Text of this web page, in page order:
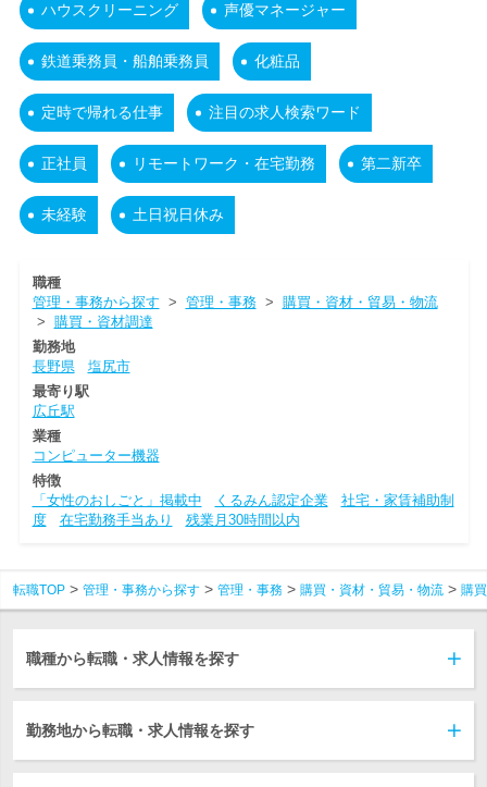
ハウスクリーニング 声優マネージャー
鉄道乗務員・船舶乗務員 化粧品
定時で帰れる仕事 注目の求人検索ワード
正社員 リモートワーク・在宅勤務 第二新卒
未経験 土日祝日休み
職種
管理・事務から探す > 管理・事務> 購買・資材・貿易・物流
> 購買・資材調達
勤務地
長野県
塩尻市
最寄り駅
広丘駅
業種
コンピューター機器
特徴
「女性のおしごと」掲載中
くるみん認定企業
社宅・家賃補助制
度
在宅勤務手当あり 残業月30時間以内
転職TOP 管理・事務から探す 管理・事務 購買・資材・貿易・物流 購
職種から転職・求人情報を探す
勤務地から転職・求人情報を探す